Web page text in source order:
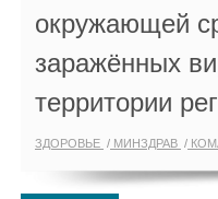
окружающей
заражённых
территории
ЗДОРОВЬЕ МИНЗДРАВ